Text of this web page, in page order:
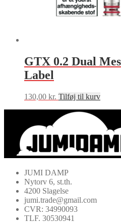
GTX 0.2 Dual
Label
130,00 kr. Tilføj til kurv
JUMI DAMP
Nytorv 6, st.th.
4200 Slagelse
jumi.trade@gmail.com
CVR: 34990093
TLF. 30530941